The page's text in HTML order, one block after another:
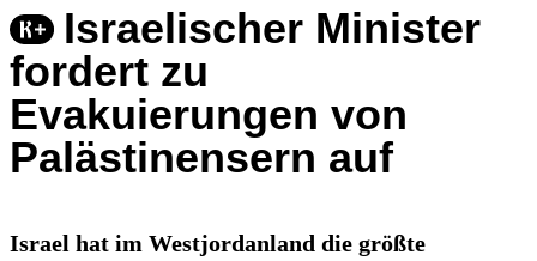
Israelischer Minister
fordert zu
Evakuierungen von
Palästinensern auf
Israel hat im Westjordanland die größte